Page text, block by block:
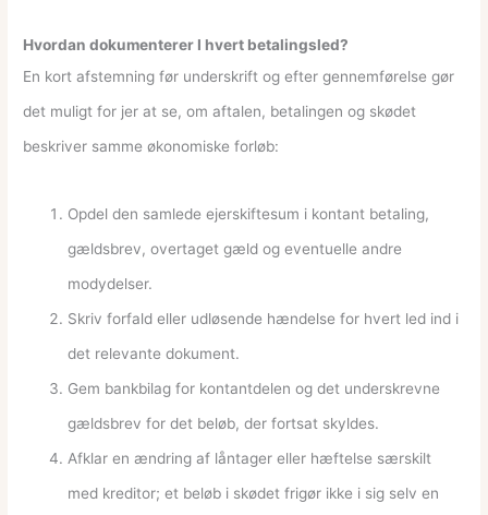
Hvordan dokumenterer I hvert betalingsled?
En kort afstemning før underskrift og efter gennemførelse gør
det muligt for jer at se, om aftalen, betalingen og skødet
beskriver samme økonomiske forløb:
Opdel den samlede ejerskiftesum i kontant betaling,
gældsbrev, overtaget gæld og eventuelle andre
modydelser.
Skriv forfald eller udløsende hændelse for hvert led ind i
det relevante dokument.
Gem bankbilag for kontantdelen og det underskrevne
gældsbrev for det beløb, der fortsat skyldes.
Afklar en ændring af låntager eller hæftelse særskilt
med kreditor; et beløb i skødet frigør ikke i sig selv en